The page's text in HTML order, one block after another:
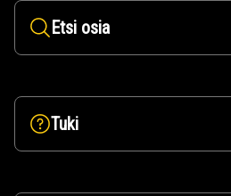
Etsi osia
Tuki